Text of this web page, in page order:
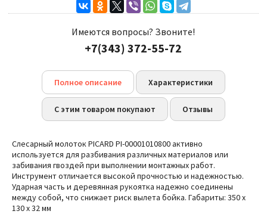
Имеются вопросы? Звоните!
+7(343) 372-55-72
Полное описание Характеристики
С этим товаром покупают Отзывы
Слесарный молоток PICARD PI-00001010800 активно
используется для разбивания различных материалов или
забивания гвоздей при выполнении монтажных работ.
Инструмент отличается высокой прочностью и надежностью.
Ударная часть и деревянная рукоятка надежно соединены
между собой, что снижает риск вылета бойка. Габариты: 350 x
130 x 32 мм